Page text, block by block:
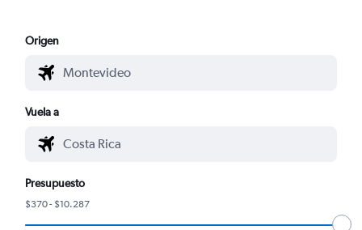
Origen
Vuela a
Presupuesto
$370 - $10.287